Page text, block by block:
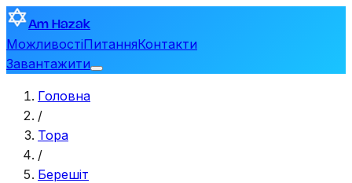
Am Hazak
МожливостіПитанняКонтакти
Завантажити
Головна
/
Тора
/
Берешіт